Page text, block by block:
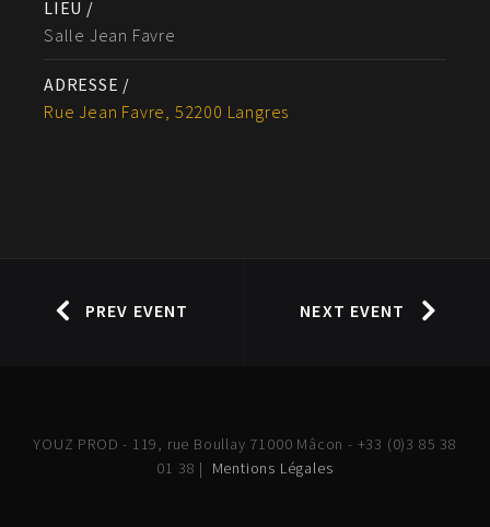
LIEU /
Salle Jean Favre
ADRESSE /
Rue Jean Favre, 52200 Langres
PREV EVENT NEXT EVENT
YOUZ PROD - 119, rue Boullay 71000 Mâcon - +33 (0)3 85 38
01 38 | Mentions Légales